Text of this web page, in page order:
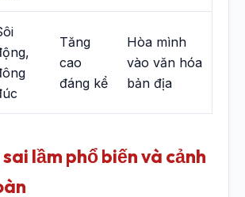
Tăng
cao
đáng kể
Hòa mình
vào văn hóa
bản địa
lầm phổ biến và cảnh